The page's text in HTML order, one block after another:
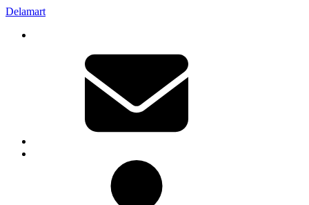
Delamart